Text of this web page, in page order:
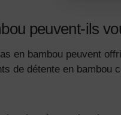
peuvent-ils
en bambou peuvent
de détente en bambou